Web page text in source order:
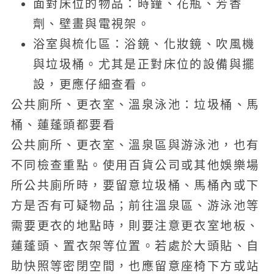
面對床位的物品：時鐘、花瓶、芳香
劑、壁畫與電視架。
浴室與梳化區：浴鏡、化妝鏡、吹風機
與垃圾桶。尤其是正對床位的設備與擺
設，更應仔細查看。
公共廁所、更衣室、溫泉泳池：垃圾桶、馬
桶、蓮蓬頭都要看
公共廁所、更衣室、溫泉區與游泳池，也有
不同檢查重點。使用百貨公司或其他娛樂場
所公共廁所時，要留意垃圾桶、馬桶內或下
方是否有可疑物品；前往溫泉區、游泳池等
需要更衣的地點時，則要注意更衣室地板、
蓮蓬頭、置衣架等位置。若處於大頭貼、自
助快照等密閉空間，也應留意座椅下方或站